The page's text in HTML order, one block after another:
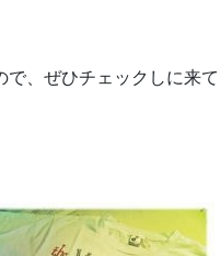
、ぜひチェックしに来て